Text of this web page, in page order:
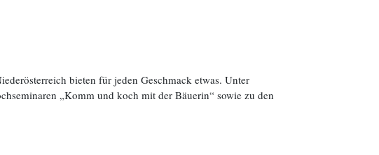
bieten für jeden Geschmack etwas. Unter
„Komm und koch mit der Bäuerin“ sowie zu den